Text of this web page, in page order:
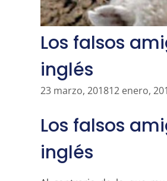
Los falsos
inglés
23 marzo, 201812 enero,
Los falsos
inglés